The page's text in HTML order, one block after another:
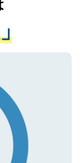
の厳密な
付与され
みです。
（デー
ださい。
バイスを
職をされ
可能です